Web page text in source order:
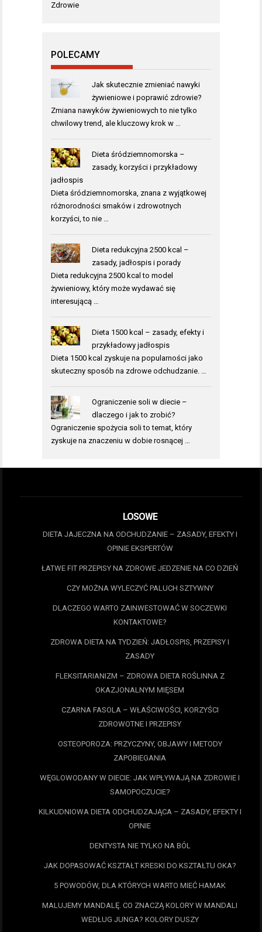
Zdrowie
POLECAMY
Jak skutecznie zmieniać nawyki
żywieniowe i poprawić zdrowie?
Zmiana nawyków żywieniowych to nie tylko
chwilowy trend, ale kluczowy krok w …
Dieta śródziemnomorska –
zasady, korzyści i przykładowy
jadłospis
Dieta śródziemnomorska, znana z wyjątkowej
różnorodności smaków i zdrowotnych
korzyści, to nie …
Dieta redukcyjna 2500 kcal –
zasady, jadłospis i porady
Dieta redukcyjna 2500 kcal to model
żywieniowy, który może wydawać się
interesującą …
Dieta 1500 kcal – zasady, efekty i
przykładowy jadłospis
Dieta 1500 kcal zyskuje na popularności jako
skuteczny sposób na zdrowe odchudzanie. …
Ograniczenie soli w diecie –
dlaczego i jak to zrobić?
Ograniczenie spożycia soli to temat, który
zyskuje na znaczeniu w dobie rosnącej …
LOSOWE
DIETA JAJECZNA NA ODCHUDZANIE – ZASADY, EFEKTY I
OPINIE EKSPERTÓW
ŁATWE FIT PRZEPISY NA ZDROWE JEDZENIE NA CO DZIEŃ
CZY MOŻNA WYLECZYĆ PALUCH SZTYWNY
DLACZEGO WARTO ZAINWESTOWAĆ W SOCZEWKI
KONTAKTOWE?
ZDROWA DIETA NA TYDZIEŃ: JADŁOSPIS, PRZEPISY I
ZASADY
FLEKSITARIANIZM – ZDROWA DIETA ROŚLINNA Z
OKAZJONALNYM MIĘSEM
CZARNA FASOLA – WŁAŚCIWOŚCI, KORZYŚCI
ZDROWOTNE I PRZEPISY
OSTEOPOROZA: PRZYCZYNY, OBJAWY I METODY
ZAPOBIEGANIA
WĘGLOWODANY W DIECIE: JAK WPŁYWAJĄ NA ZDROWIE I
SAMOPOCZUCIE?
KILKUDNIOWA DIETA ODCHUDZAJĄCA – ZASADY, EFEKTY I
OPINIE
DENTYSTA NIE TYLKO NA BÓL
JAK DOPASOWAĆ KSZTAŁT KRESKI DO KSZTAŁTU OKA?
5 POWODÓW, DLA KTÓRYCH WARTO MIEĆ HAMAK
MALUJEMY MANDALĘ. CO ZNACZĄ KOLORY W MANDALI
WEDŁUG JUNGA? KOLORY DUSZY